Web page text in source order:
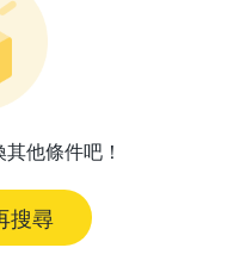
他條件吧！
搜尋